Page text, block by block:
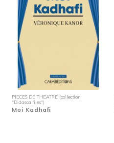
PIECES DE THEATRE (collection
"Didascal'îles")
Moi Kadhafi